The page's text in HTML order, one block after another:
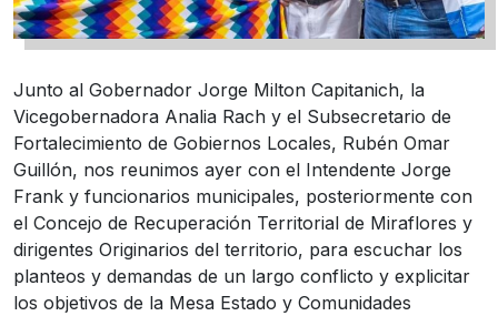
Junto al Gobernador Jorge Milton Capitanich, la
Vicegobernadora Analia Rach y el Subsecretario de
Fortalecimiento de Gobiernos Locales, Rubén Omar
Guillón, nos reunimos ayer con el Intendente Jorge
Frank y funcionarios municipales, posteriormente con
el Concejo de Recuperación Territorial de Miraflores y
dirigentes Originarios del territorio, para escuchar los
planteos y demandas de un largo conflicto y explicitar
los objetivos de la Mesa Estado y Comunidades